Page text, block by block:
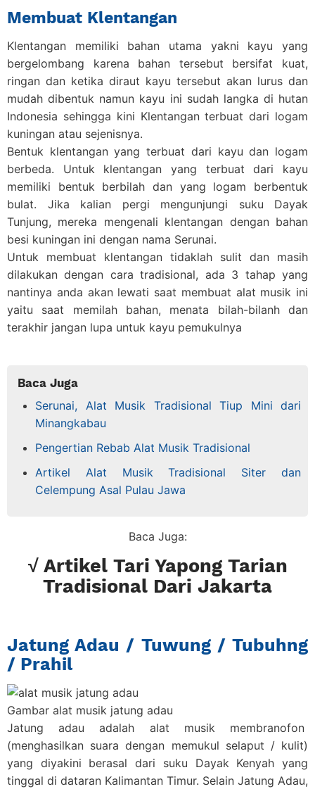
Membuat Klentangan
Klentangan memiliki bahan utama yakni kayu yang
bergelombang karena bahan tersebut bersifat kuat,
ringan dan ketika diraut kayu tersebut akan lurus dan
mudah dibentuk namun kayu ini sudah langka di hutan
Indonesia sehingga kini Klentangan terbuat dari logam
kuningan atau sejenisnya.
Bentuk klentangan yang terbuat dari kayu dan logam
berbeda. Untuk klentangan yang terbuat dari kayu
memiliki bentuk berbilah dan yang logam berbentuk
bulat. Jika kalian pergi mengunjungi suku Dayak
Tunjung, mereka mengenali klentangan dengan bahan
besi kuningan ini dengan nama Serunai.
Untuk membuat klentangan tidaklah sulit dan masih
dilakukan dengan cara tradisional, ada 3 tahap yang
nantinya anda akan lewati saat membuat alat musik ini
yaitu saat memilah bahan, menata bilah-bilanh dan
terakhir jangan lupa untuk kayu pemukulnya
Baca Juga
Serunai, Alat Musik Tradisional Tiup Mini dari
Minangkabau
Pengertian Rebab Alat Musik Tradisional
Artikel Alat Musik Tradisional Siter dan
Celempung Asal Pulau Jawa
Baca Juga:
√ Artikel Tari Yapong Tarian
Tradisional Dari Jakarta
Jatung Adau / Tuwung / Tubuhng
/ Prahil
Gambar alat musik jatung adau
Jatung adau adalah alat musik membranofon
(menghasilkan suara dengan memukul selaput / kulit)
yang diyakini berasal dari suku Dayak Kenyah yang
tinggal di dataran Kalimantan Timur. Selain Jatung Adau,